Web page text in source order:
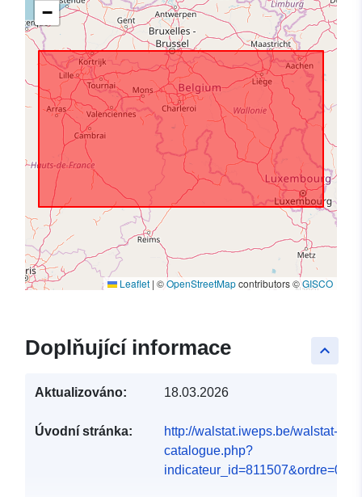
−
Leaflet | ©OpenStreetMapcontributors ©GISCO
keyboard_arrow_up
Doplňující informace
Aktualizováno: 18.03.2026
Úvodní stránka:
http://walstat.iweps.be/walstat-
catalogue.php?
indicateur_id=811507&ordre=0#